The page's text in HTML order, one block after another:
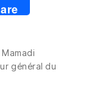
général du